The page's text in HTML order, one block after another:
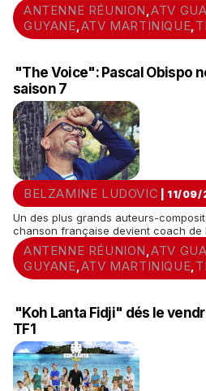
ANTENNE RÉUNION ,ATV
GUYANE ATV MARTINIQUE
"The Voice": Pascal Obispo
saison 7
BELZAMINE LUDOVIC | 11/09/
Un des plus grands auteurs-
chanson française devient coach de
ANTENNE RÉUNION ,ATV
GUYANE ATV MARTINIQUE
"Koh Lanta Fidji" dés le
TF1